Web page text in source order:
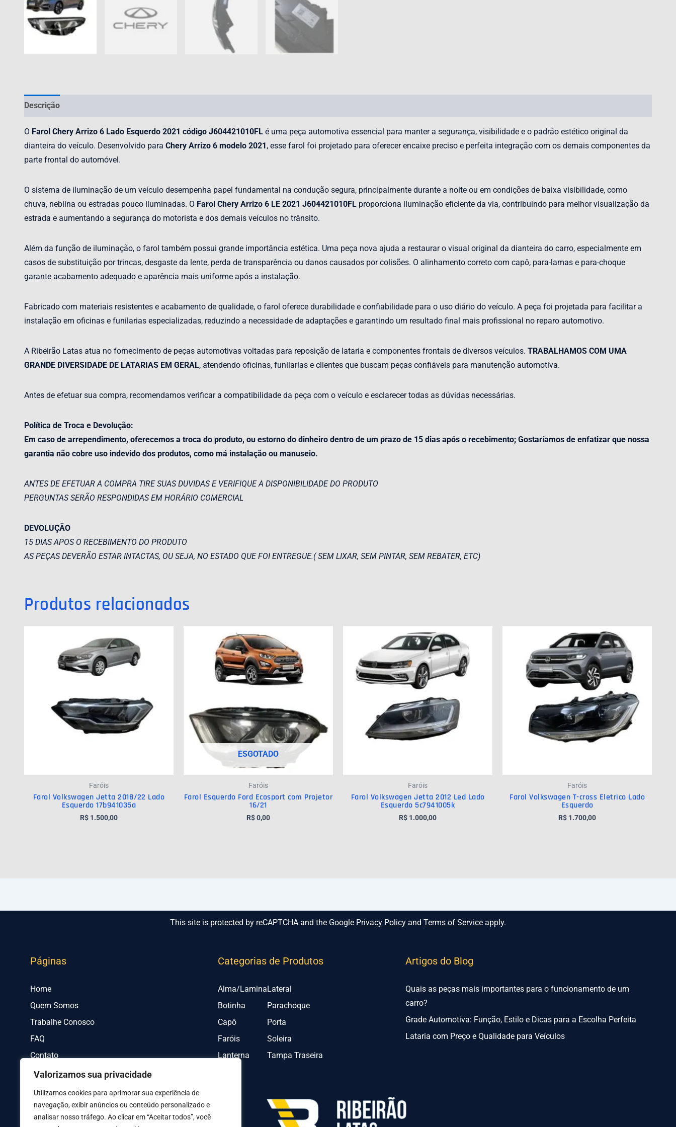
Valorizamos sua privacidade
Utilizamos cookies para aprimorar sua experiência de
navegação, exibir anúncios ou conteúdo personalizado e
analisar nosso tráfego. Ao clicar em “Aceitar todos”, você
Descrição
O Farol Chery Arrizo 6 Lado Esquerdo 2021 código J604421010FL é uma peça automotiva essencial para manter a segurança, visibilidade e o padrão estético original da
dianteira do veículo. Desenvolvido para Chery Arrizo 6 modelo 2021, esse farol foi projetado para oferecer encaixe preciso e perfeita integração com os demais componentes da
parte frontal do automóvel.
O sistema de iluminação de um veículo desempenha papel fundamental na condução segura, principalmente durante a noite ou em condições de baixa visibilidade, como
chuva, neblina ou estradas pouco iluminadas. O Farol Chery Arrizo 6 LE 2021 J604421010FL proporciona iluminação eficiente da via, contribuindo para melhor visualização da
estrada e aumentando a segurança do motorista e dos demais veículos no trânsito.
Além da função de iluminação, o farol também possui grande importância estética. Uma peça nova ajuda a restaurar o visual original da dianteira do carro, especialmente em
casos de substituição por trincas, desgaste da lente, perda de transparência ou danos causados por colisões. O alinhamento correto com capô, para-lamas e para-choque
garante acabamento adequado e aparência mais uniforme após a instalação.
Fabricado com materiais resistentes e acabamento de qualidade, o farol oferece durabilidade e confiabilidade para o uso diário do veículo. A peça foi projetada para facilitar a
instalação em oficinas e funilarias especializadas, reduzindo a necessidade de adaptações e garantindo um resultado final mais profissional no reparo automotivo.
A Ribeirão Latas atua no fornecimento de peças automotivas voltadas para reposição de lataria e componentes frontais de diversos veículos. TRABALHAMOS COM UMA
GRANDE DIVERSIDADE DE LATARIAS EM GERAL, atendendo oficinas, funilarias e clientes que buscam peças confiáveis para manutenção automotiva.
Antes de efetuar sua compra, recomendamos verificar a compatibilidade da peça com o veículo e esclarecer todas as dúvidas necessárias.
Política de Troca e Devolução:
Em caso de arrependimento, oferecemos a troca do produto, ou estorno do dinheiro dentro de um prazo de 15 dias após o recebimento; Gostaríamos de enfatizar que nossa
garantia não cobre uso indevido dos produtos, como má instalação ou manuseio.
ANTES DE EFETUAR A COMPRA TIRE SUAS DUVIDAS E VERIFIQUE A DISPONIBILIDADE DO PRODUTO
PERGUNTAS SERÃO RESPONDIDAS EM HORÁRIO COMERCIAL
DEVOLUÇÃO
15 DIAS APOS O RECEBIMENTO DO PRODUTO
AS PEÇAS DEVERÃO ESTAR INTACTAS, OU SEJA, NO ESTADO QUE FOI ENTREGUE.( SEM LIXAR, SEM PINTAR, SEM REBATER, ETC)
Produtos relacionados
Faróis
Farol Volkswagen Jetta 2018/22 Lado
Esquerdo 17b941035a
R$ 1.500,00
ESGOTADO
Faróis
Farol Esquerdo Ford Ecosport com Projetor
16/21
R$0,00
Faróis
Farol Volkswagen Jetta 2012 Led Lado
Esquerdo 5c7941005k
R$ 1.000,00
Faróis
Farol Volkswagen T-cross Eletrico Lado
Esquerdo
R$ 1.700,00
This site is protected by reCAPTCHA and the Google Privacy Policy and Terms of Service apply.
Páginas
Home
Quem Somos
Trabalhe Conosco
FAQ
Contato
Categorias de Produtos
Alma/Lamina
Botinha
Capô
Faróis
Lanterna
Lateral
Parachoque
Porta
Soleira
Tampa Traseira
Artigos do Blog
Quais as peças mais importantes para o funcionamento de um
carro?
Grade Automotiva: Função, Estilo e Dicas para a Escolha Perfeita
Lataria com Preço e Qualidade para Veículos